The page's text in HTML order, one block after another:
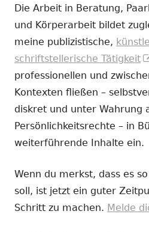
Die Arbeit in Beratung,
und Körperarbeit bildet
meine publizistische,
schriftstellerische Tätigkeit
professionellen und
Kontexten fließen –
diskret und unter Wahrung
Persönlichkeitsrechte – in
weiterführende Inhalte ein.
Wenn du merkst, dass es
soll, ist jetzt ein guter
Schritt zu machen. Melde